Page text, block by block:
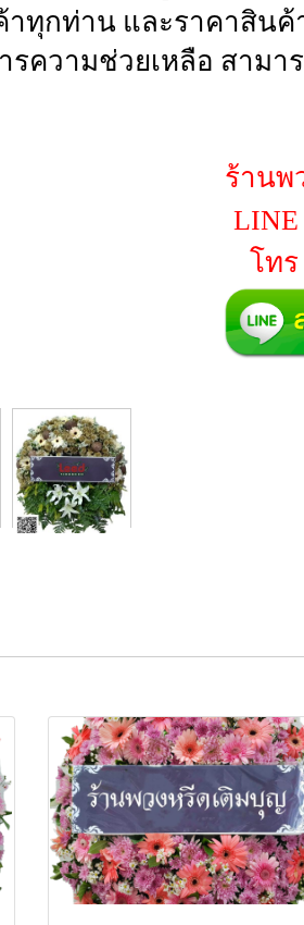
ทุกท่าน และราคาสิน
รความช่วยเหลือ สาม
ร้านพ
LINE
โทร